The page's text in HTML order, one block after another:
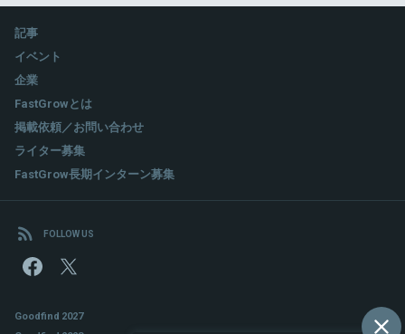
記事
イベント
企業
FastGrowとは
掲載依頼／お問い合わせ
ライター募集
FastGrow長期インターン募集
FOLLOW US
Goodfind 2027